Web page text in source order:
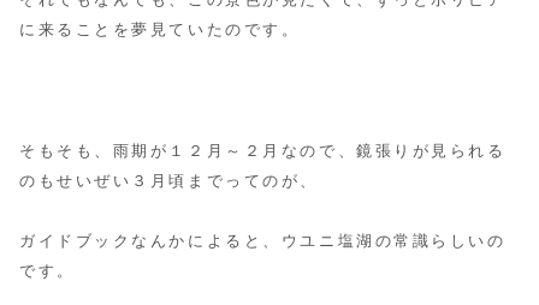
に来ることを夢見ていたのです。
そもそも、雨期が１２月～２月なので、鏡張りが見られる
のもせいぜい３月頃までってのが、
ガイドブックなんかによると、ウユニ塩湖の常識らしいの
です。